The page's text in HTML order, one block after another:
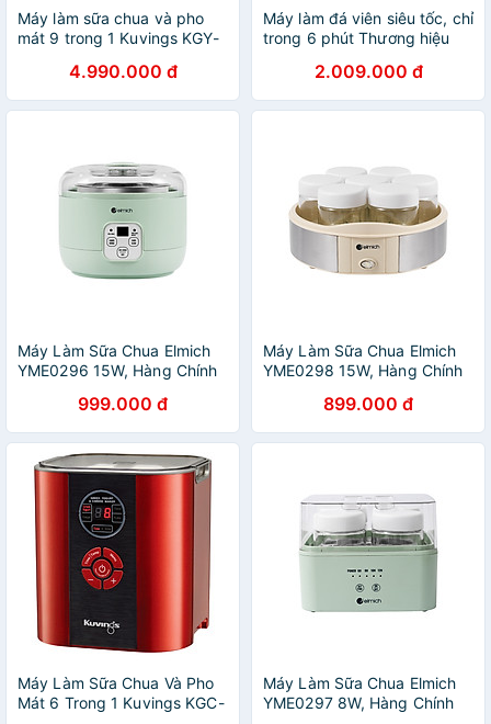
Máy làm sữa chua và pho
mát 9 trong 1 Kuvings KGY-
4.990.000 đ
Máy làm đá viên siêu tốc, chỉ
trong 6 phút Thương hiệu
Công suất làm đá 90-165W,
sản lượng 12kg/24h, Dung
tích bình chứa 1,4 lit - HÀNG
2.009.000 đ
Máy Làm Sữa Chua Elmich
YME0296 15W, Hàng Chính
Ủ Inox - JoyMall
999.000 đ
Máy Làm Sữa Chua Elmich
YME0298 15W, Hàng Chính
Thủy Tinh 200ml - JoyMall
899.000 đ
Máy Làm Sữa Chua Và Pho
Mát 6 Trong 1 Kuvings KGC-
Máy Làm Sữa Chua Elmich
YME0297 8W, Hàng Chính